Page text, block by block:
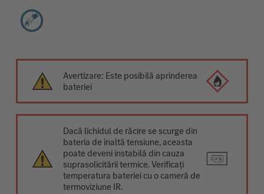
Avertizare: Este posibilă aprinderea
bateriei
Dacă lichidul de răcire se scurge din
bateria de înaltă tensiune, aceasta
poate deveni instabilă din cauza
suprasolicitării termice. Verificați
temperatura bateriei cu o cameră de
termoviziune IR.